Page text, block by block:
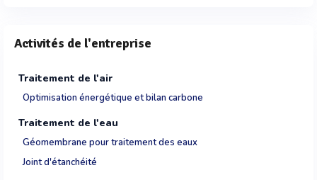
Activités de l'entreprise
Traitement de l'air
Optimisation énergétique et bilan carbone
Traitement de l'eau
Géomembrane pour traitement des eaux
Joint d'étanchéité